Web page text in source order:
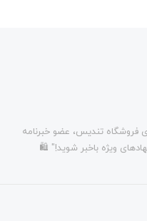
فروشگاه تندیس، عضو خبرنامه
ویژه باخبر شوید!" 🛍️